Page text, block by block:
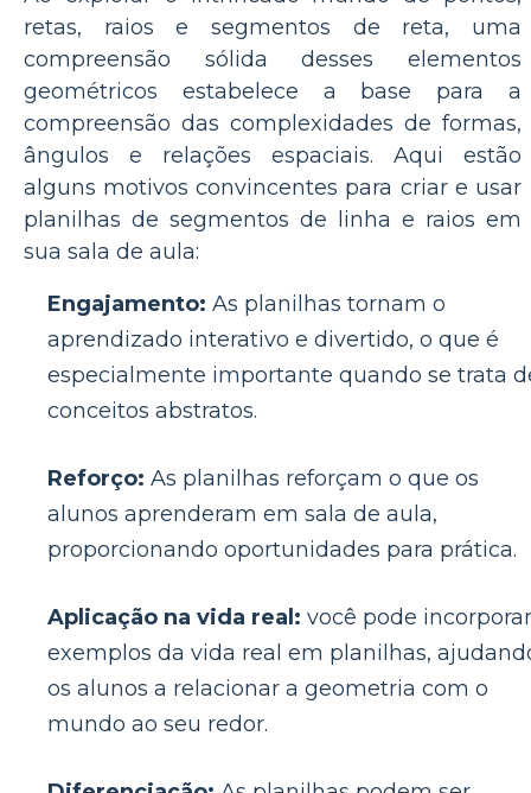
retas, raios e segmentos de reta, uma
compreensão sólida desses elementos
geométricos estabelece a base para a
compreensão das complexidades de formas,
ângulos e relações espaciais. Aqui estão
alguns motivos convincentes para criar e usar
planilhas de segmentos de linha e raios em
sua sala de aula:
Engajamento: As planilhas tornam o
aprendizado interativo e divertido, o que é
especialmente importante quando se trata
conceitos abstratos.
Reforço: As planilhas reforçam o que os
alunos aprenderam em sala de aula,
proporcionando oportunidades para prática.
Aplicação na vida real: você pode incorporar
exemplos da vida real em planilhas,
os alunos a relacionar a geometria com o
mundo ao seu redor.